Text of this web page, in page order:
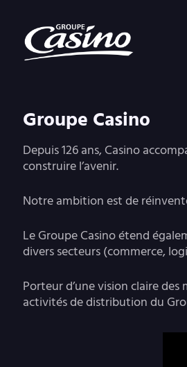
Groupe Casino
Depuis 126 ans, Casino
construire l’avenir.
Notre ambition est de
Le Groupe Casino étend
divers secteurs (commerce,
Porteur d’une vision claire
activités de distribution du